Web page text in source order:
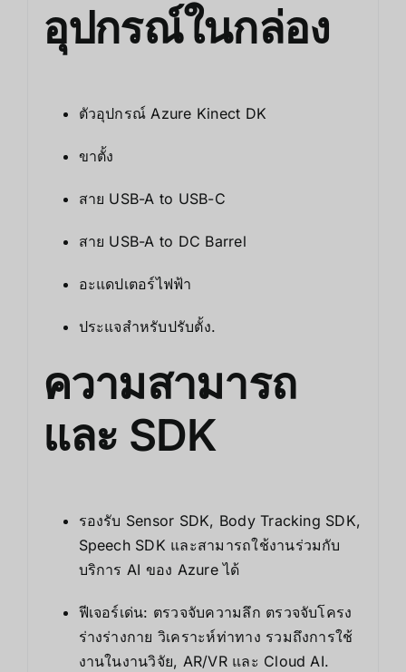
อุปกรณ์ในกล่อง
ตัวอุปกรณ์ Azure Kinect DK
ขาตั้ง
สาย USB-A to USB-C
สาย USB-A to DC Barrel
อะแดปเตอร์ไฟฟ้า
ประแจสำหรับปรับตั้ง.
ความสามารถ
และ SDK
รองรับ Sensor SDK, Body Tracking SDK,
Speech SDK และสามารถใช้งานร่วมกับ
บริการ AI ของ Azure ได้
ฟีเจอร์เด่น: ตรวจจับความลึก ตรวจจับโครง
ร่างร่างกาย วิเคราะห์ท่าทาง รวมถึงการใช้
งานในงานวิจัย, AR/VR และ Cloud AI.